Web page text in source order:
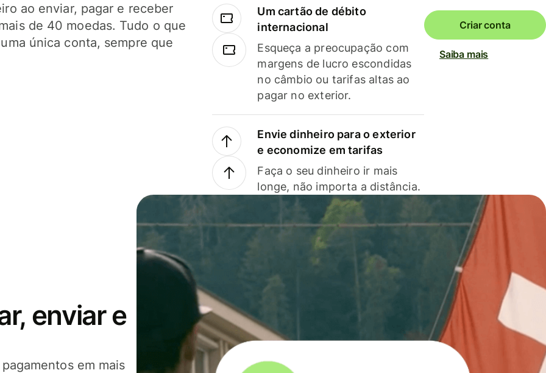
ao enviar, pagar e receber
de 40 moedas. Tudo o que
única conta, sempre que
Um cartão de débito
internacional
Esqueça a preocupação com
margens de lucro escondidas
no câmbio ou tarifas altas ao
pagar no exterior.
Envie dinheiro para o exterior
e economize em tarifas
Faça o seu dinheiro ir mais
longe, não importa a distância.
Criar conta
Saiba mais
enviar e
em mais